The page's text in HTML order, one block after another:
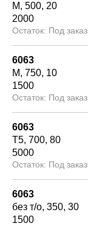
М 500 20
2000
Под заказ
6063
М 750 10
1500
Под заказ
6063
Т5 700 80
5000
Под заказ
6063
без т/о 350 30
1500